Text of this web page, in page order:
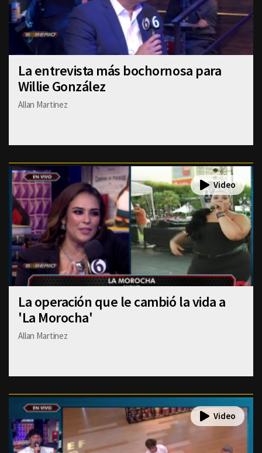
La entrevista más bochornosa para
Willie González
Allan Martinez
La operación que le cambió la vida a
'La Morocha'
Allan Martinez